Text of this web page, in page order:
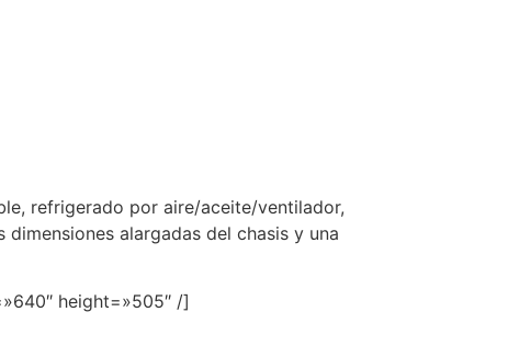
refrigerado por aire/aceite/ventilador,
alargadas del chasis y una
height=»505″ /]